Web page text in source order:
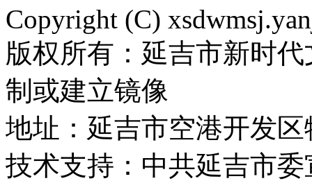
Copyright (C)
版权所有：延吉市新时
制或建立镜像
地址：延吉市空港开发
技术支持：中共延吉市